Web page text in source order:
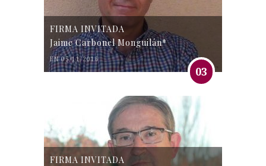
FIRMA INVITADA
Jaime Carbonel Monguilán*
EN 05/11/2016
03
FIRMA INVITADA